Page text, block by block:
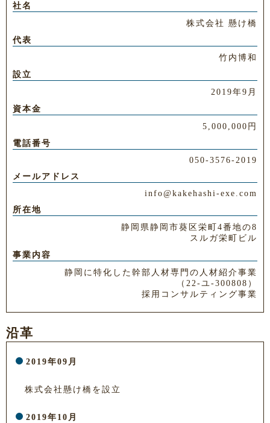
社名
株式会社 懸け橋
代表
竹内博和
設立
2019年9月
資本金
5,000,000円
電話番号
050-3576-2019
メールアドレス
info@kakehashi-exe.com
所在地
静岡県静岡市葵区栄町4番地の8
スルガ栄町ビル
事業内容
静岡に特化した幹部人材専門の人材紹介事業
（22-ユ-300808）
採用コンサルティング事業
沿革
2019年09月
株式会社懸け橋を設立
2019年10月